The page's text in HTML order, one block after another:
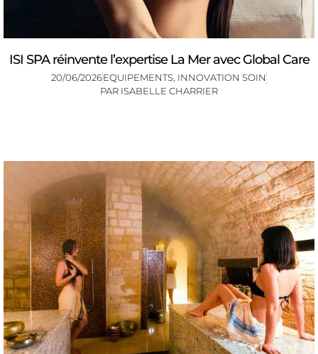
ISI SPA réinvente l’expertise La Mer avec Global Care
20/06/2026EQUIPEMENTS, INNOVATION SOIN
PAR ISABELLE CHARRIER